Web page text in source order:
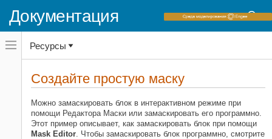
Документация
Переключатель
навигационного
меню
переключатель
Авторские блоки и интеграция в
симуляцию
Создание масок блоков
Ресурсы
Создайте простую маску
Можно замаскировать блок в интерактивном режиме при
помощи Редактора Маски или замаскировать его программно.
Этот пример описывает, как замаскировать блок при помощи
Mask Editor. Чтобы замаскировать блок программно, смотрите